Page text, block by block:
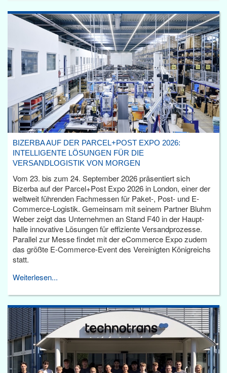
BIZERBA AUF DER PARCEL+POST EXPO 2026:
INTELLIGENTE LÖSUNGEN FÜR DIE
VERSANDLOGISTIK VON MORGEN
Vom 23. bis zum 24. September 2026 präsentiert sich
Bizerba auf der Parcel+Post Expo 2026 in London, einer der
weltweit führenden Fachmessen für Paket-, Post- und E-
Commerce-Logistik. Gemeinsam mit seinem Partner Bluhm
Weber zeigt das Unternehmen an Stand F40 in der Haupt­
halle innovative Lösungen für effiziente Versandprozesse.
Parallel zur Messe findet mit der eCommerce Expo zudem
das größte E-Commerce-Event des Vereinigten Königreichs
statt.
Weiterlesen...